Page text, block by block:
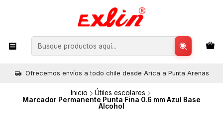
Ofrecemos envíos a todo chile desde Arica a Punta Arenas
Inicio
Útiles escolares
Marcador Permanente Punta Fina 0.6 mm Azul Base
Alcohol